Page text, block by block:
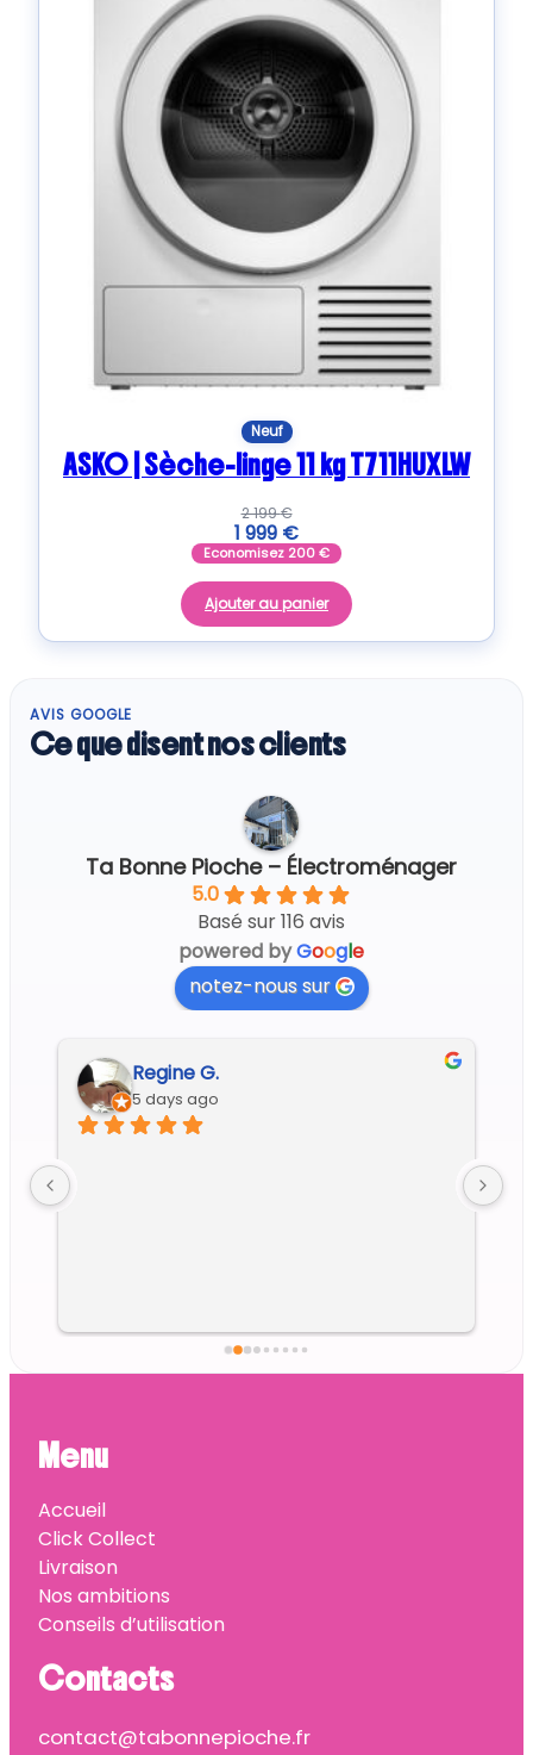
Neuf
ASKO | Sèche-linge 11 kg T711HUXLW
2 199€
1 999 €
Economisez 200€
Ajouter au panier
AVIS GOOGLE
Ce que disent nos clients
Ta Bonne Pioche – Électroménager
5.0
Basé sur 116 avis
powered byGoogle
notez-nous sur
Regine G.
5 days ago
Menu
Accueil
Click Collect
Livraison
Nos ambitions
Conseils d’utilisation
Contacts
contact@tabonnepioche.fr